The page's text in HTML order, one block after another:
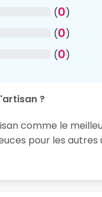
(0)
(0)
(0)
?
comme le
pour les